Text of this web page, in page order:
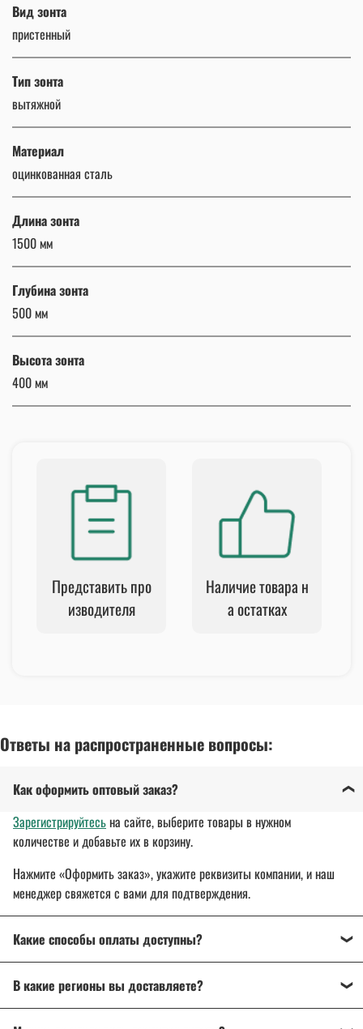
Вид зонта
пристенный
Тип зонта
вытяжной
Материал
оцинкованная сталь
Длина зонта
1500 мм
Глубина зонта
500 мм
Высота зонта
400 мм
Представить про
изводителя
Наличие товара н
а остатках
Ответы на распространенные вопросы:
Как оформить оптовый заказ?
Зарегистрируйтесьна сайте, выберите товары в нужном
количестве и добавьте их в корзину.
Нажмите «Оформить заказ», укажите реквизиты компании, и наш
менеджер свяжется с вами для подтверждения.
Какие способы оплаты доступны?
расчетный счет организации.
Для государственных и муниципальных заказчиков
В какие регионы вы доставляете?